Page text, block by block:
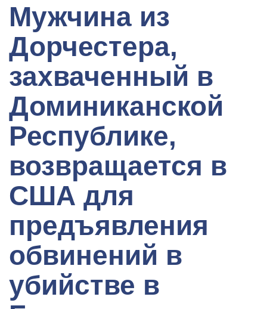
Мужчина из
Дорчестера,
захваченный в
Доминиканской
Республике,
возвращается в
США для
предъявления
обвинений в
убийстве в